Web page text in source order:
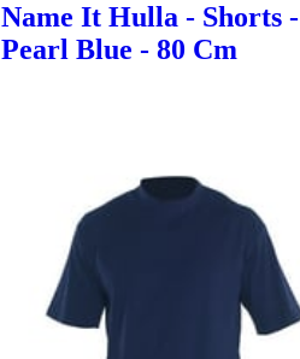
Name It Hulla - Shorts -
Pearl Blue - 80 Cm